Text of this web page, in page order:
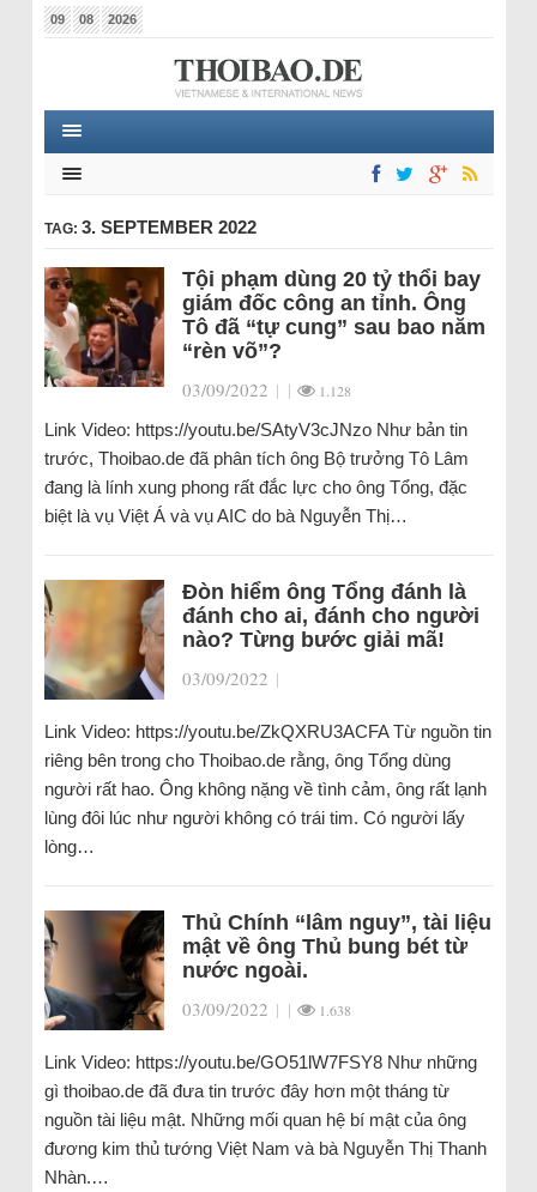
09 08 2026
TAG: 3. SEPTEMBER 2022
Tội phạm dùng 20 tỷ thổi bay
giám đốc công an tỉnh. Ông
Tô đã “tự cung” sau bao năm
“rèn võ”?
03/09/2022 | | 1.128
Link Video: https://youtu.be/SAtyV3cJNzo Như bản tin
trước, Thoibao.de đã phân tích ông Bộ trưởng Tô Lâm
đang là lính xung phong rất đắc lực cho ông Tổng, đặc
biệt là vụ Việt Á và vụ AIC do bà Nguyễn Thị…
Đòn hiểm ông Tổng đánh là
đánh cho ai, đánh cho người
nào? Từng bước giải mã!
03/09/2022 |
Link Video: https://youtu.be/ZkQXRU3ACFA Từ nguồn tin
riêng bên trong cho Thoibao.de rằng, ông Tổng dùng
người rất hao. Ông không nặng về tình cảm, ông rất lạnh
lùng đôi lúc như người không có trái tim. Có người lấy
lòng…
Thủ Chính “lâm nguy”, tài liệu
mật về ông Thủ bung bét từ
nước ngoài.
03/09/2022 | | 1.638
Link Video: https://youtu.be/GO51lW7FSY8 Như những
gì thoibao.de đã đưa tin trước đây hơn một tháng từ
nguồn tài liệu mật. Những mối quan hệ bí mật của ông
đương kim thủ tướng Việt Nam và bà Nguyễn Thị Thanh
Nhàn.…